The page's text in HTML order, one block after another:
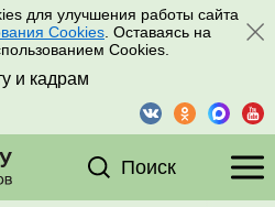
для улучшения работы сайта
Cookies . Оставаясь на
Cookies.
и кадрам
Поиск